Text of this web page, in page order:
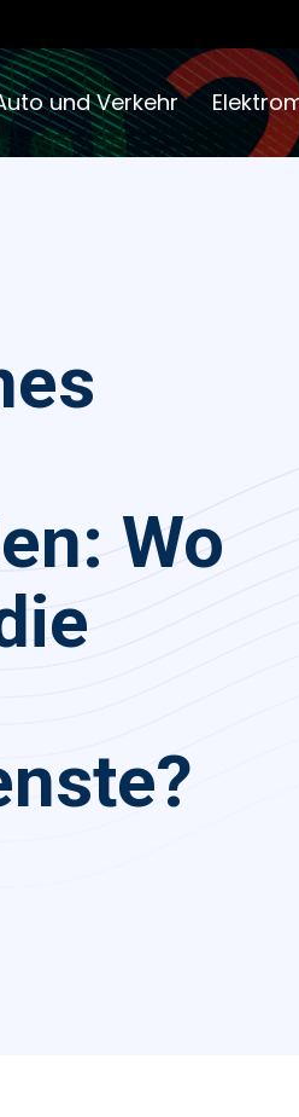
und Verkehr
Wo